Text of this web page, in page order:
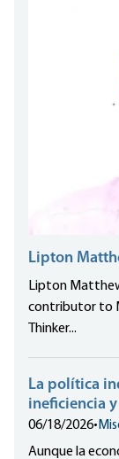
Lipton
Lipton
contributor to
Thinker...
La política
ineficiencia
06/18/2026•
Aunque la